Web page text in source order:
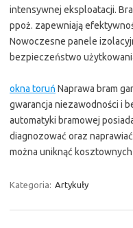
intensywnej eksploatacji.
ppoż. zapewniają
Nowoczesne panele
bezpieczeństwo
okna toruń Naprawa bram
gwarancja niezawodności i
automatyki bramowej
diagnozować oraz
można uniknąć
Kategoria: Artykuły